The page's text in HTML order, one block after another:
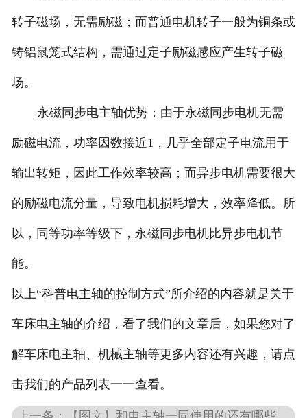
转子磁场，无需励磁；而普通电机转子一般为铜条或
铸铝鼠笼式结构，需通过定子励磁感应产生转子磁
场。
永磁同步电主轴优势：由于永磁同步电机无需
励磁电流，功率因数接近1，几乎全部定子电流用于
输出转矩，因此工作效率较高；而异步电机需要很大
的励磁电流分量，导致电机损耗增大，效率降低。所
以，同等功率等级下，永磁同步电机比异步电机节
能。
以上“科普电主轴的控制方式”所介绍的内容就是关于
车床电主轴的介绍，看了我们的文章后，如果您对了
解车床电主轴、机械主轴等更多内容还有兴趣，请点
击我们的产品列表一一查看。